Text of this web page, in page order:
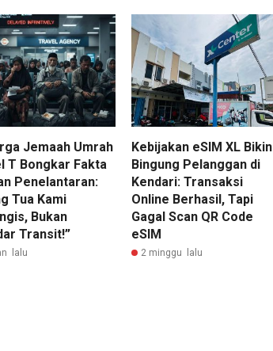
Jemaah Umrah
T Bongkar Fakta
Penelantaran:
Tua Kami
Bukan
Transit!”
lalu
Kebijakan eSIM XL Bikin
Bingung Pelanggan di
Kendari: Transaksi
Online Berhasil, Tapi
Gagal Scan QR Code
eSIM
2 minggu lalu